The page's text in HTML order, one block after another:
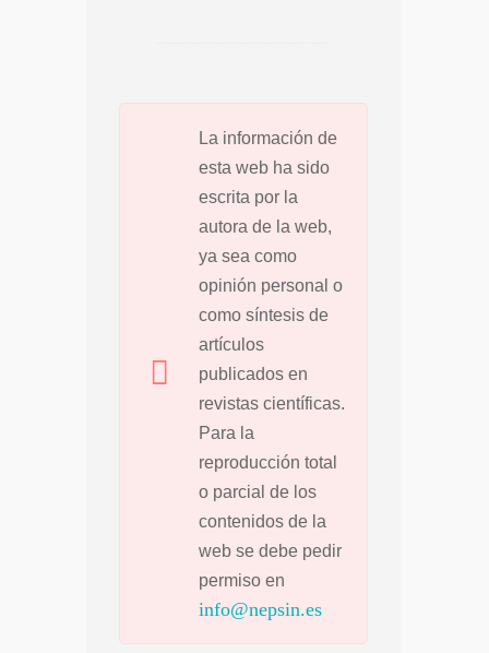
La información de
esta web ha sido
escrita por la
autora de la web,
ya sea como
opinión personal o
como síntesis de
artículos
publicados en
revistas científicas.
Para la
reproducción total
o parcial de los
contenidos de la
web se debe pedir
permiso en
info@nepsin.es